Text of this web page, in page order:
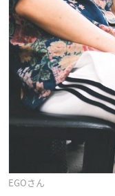
EGOさん